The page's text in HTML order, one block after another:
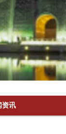
资讯